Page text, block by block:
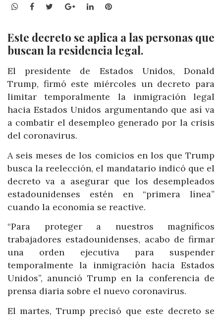
WhatsApp
Facebook
TwitterGoogle+LinkedInPinterest
Este decreto se aplica a las personas que
buscan la residencia legal.
El presidente de Estados Unidos, Donald
Trump, firmó este miércoles un decreto para
limitar temporalmente la inmigración legal
hacia Estados Unidos argumentando que así va
a combatir el desempleo generado por la crisis
del coronavirus.
A seis meses de los comicios en los que Trump
busca la reelección, el mandatario indicó que el
decreto va a asegurar que los desempleados
estadounidenses estén en “primera línea”
cuando la economía se reactive.
“Para proteger a nuestros magníficos
trabajadores estadounidenses, acabo de firmar
una orden ejecutiva para suspender
temporalmente la inmigración hacia Estados
Unidos”, anunció Trump en la conferencia de
prensa diaria sobre el nuevo coronavirus.
El martes, Trump precisó que este decreto se